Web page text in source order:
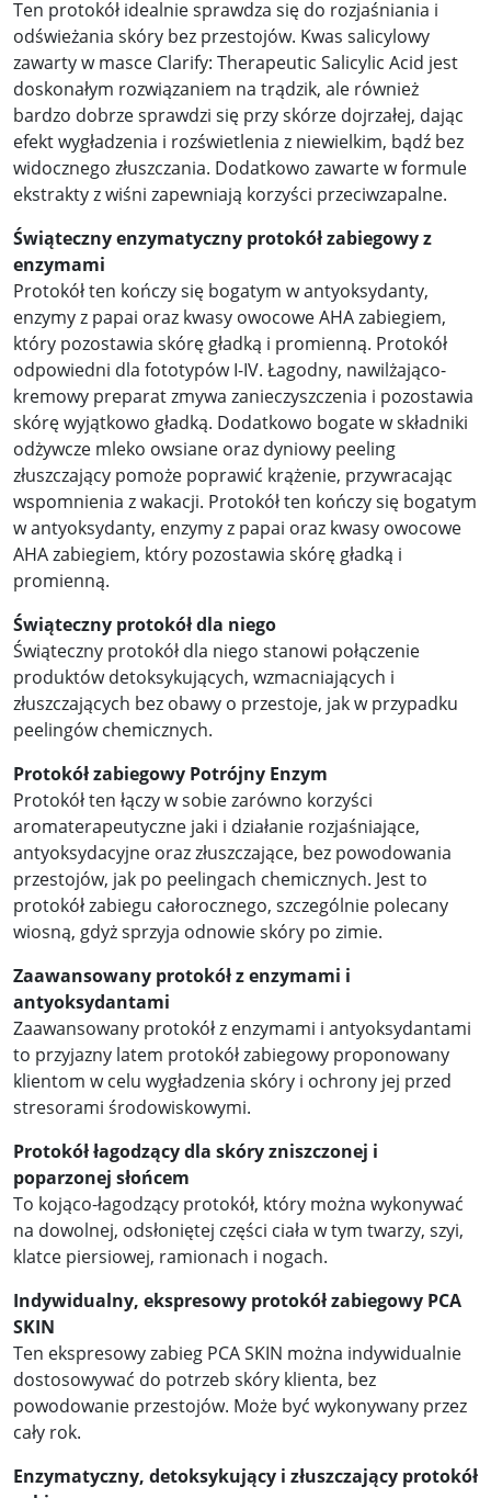
Ten protokół idealnie sprawdza się do rozjaśniania i
odświeżania skóry bez przestojów. Kwas salicylowy
zawarty w masce Clarify: Therapeutic Salicylic Acid jest
doskonałym rozwiązaniem na trądzik, ale również
bardzo dobrze sprawdzi się przy skórze dojrzałej, dając
efekt wygładzenia i rozświetlenia z niewielkim, bądź bez
widocznego złuszczania. Dodatkowo zawarte w formule
ekstrakty z wiśni zapewniają korzyści przeciwzapalne.
Świąteczny enzymatyczny protokół zabiegowy z
enzymami
Protokół ten kończy się bogatym w antyoksydanty,
enzymy z papai oraz kwasy owocowe AHA zabiegiem,
który pozostawia skórę gładką i promienną. Protokół
odpowiedni dla fototypów I-IV. Łagodny, nawilżająco-
kremowy preparat zmywa zanieczyszczenia i pozostawia
skórę wyjątkowo gładką. Dodatkowo bogate w składniki
odżywcze mleko owsiane oraz dyniowy peeling
złuszczający pomoże poprawić krążenie, przywracając
wspomnienia z wakacji. Protokół ten kończy się bogatym
w antyoksydanty, enzymy z papai oraz kwasy owocowe
AHA zabiegiem, który pozostawia skórę gładką i
promienną.
Świąteczny protokół dla niego
Świąteczny protokół dla niego stanowi połączenie
produktów detoksykujących, wzmacniających i
złuszczających bez obawy o przestoje, jak w przypadku
peelingów chemicznych.
Protokół zabiegowy Potrójny Enzym
Protokół ten łączy w sobie zarówno korzyści
aromaterapeutyczne jaki i działanie rozjaśniające,
antyoksydacyjne oraz złuszczające, bez powodowania
przestojów, jak po peelingach chemicznych. Jest to
protokół zabiegu całorocznego, szczególnie polecany
wiosną, gdyż sprzyja odnowie skóry po zimie.
Zaawansowany protokół z enzymami i
antyoksydantami
Zaawansowany protokół z enzymami i antyoksydantami
to przyjazny latem protokół zabiegowy proponowany
klientom w celu wygładzenia skóry i ochrony jej przed
stresorami środowiskowymi.
Protokół łagodzący dla skóry zniszczonej i
poparzonej słońcem
To kojąco-łagodzący protokół, który można wykonywać
na dowolnej, odsłoniętej części ciała w tym twarzy, szyi,
klatce piersiowej, ramionach i nogach.
Indywidualny, ekspresowy protokół zabiegowy PCA
SKIN
Ten ekspresowy zabieg PCA SKIN można indywidualnie
dostosowywać do potrzeb skóry klienta, bez
powodowanie przestojów. Może być wykonywany przez
cały rok.
Enzymatyczny, detoksykujący i złuszczający protokół